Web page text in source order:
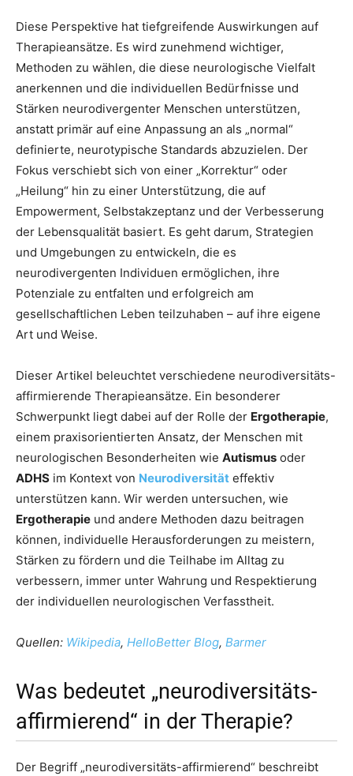
Diese Perspektive hat tiefgreifende Auswirkungen auf
Therapieansätze. Es wird zunehmend wichtiger,
Methoden zu wählen, die diese neurologische Vielfalt
anerkennen und die individuellen Bedürfnisse und
Stärken neurodivergenter Menschen unterstützen,
anstatt primär auf eine Anpassung an als „normal“
definierte, neurotypische Standards abzuzielen. Der
Fokus verschiebt sich von einer „Korrektur“ oder
„Heilung“ hin zu einer Unterstützung, die auf
Empowerment, Selbstakzeptanz und der Verbesserung
der Lebensqualität basiert. Es geht darum, Strategien
und Umgebungen zu entwickeln, die es
neurodivergenten Individuen ermöglichen, ihre
Potenziale zu entfalten und erfolgreich am
gesellschaftlichen Leben teilzuhaben – auf ihre eigene
Art und Weise.
Dieser Artikel beleuchtet verschiedene neurodiversitäts-
affirmierende Therapieansätze. Ein besonderer
Schwerpunkt liegt dabei auf der Rolle der Ergotherapie,
einem praxisorientierten Ansatz, der Menschen mit
neurologischen Besonderheiten wie Autismus oder
ADHS im Kontext von Neurodiversität effektiv
unterstützen kann. Wir werden untersuchen, wie
Ergotherapie und andere Methoden dazu beitragen
können, individuelle Herausforderungen zu meistern,
Stärken zu fördern und die Teilhabe im Alltag zu
verbessern, immer unter Wahrung und Respektierung
der individuellen neurologischen Verfasstheit.
Quellen: Wikipedia, HelloBetter Blog, Barmer
Was bedeutet „neurodiversitäts-
affirmierend“ in der Therapie?
Der Begriff „neurodiversitäts-affirmierend“ beschreibt